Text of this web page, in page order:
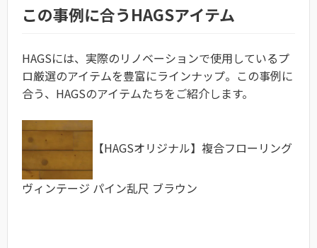
この事例に合うHAGSアイテム
HAGSには、実際のリノベーションで使用しているプ
ロ厳選のアイテムを豊富にラインナップ。この事例に
合う、HAGSのアイテムたちをご紹介します。
【HAGSオリジナル】複合フローリング
ヴィンテージ パイン乱尺 ブラウン